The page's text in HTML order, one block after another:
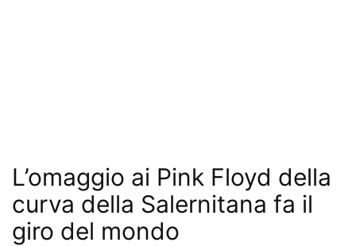
L’omaggio ai Pink Floyd della
curva della Salernitana fa il
giro del mondo